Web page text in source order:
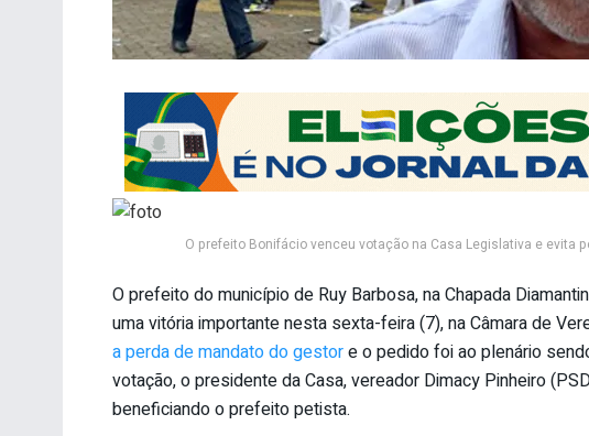
O prefeito Bonifácio venceu votação na Casa Legislativa e evita
O prefeito do município de Ruy Barbosa, na Chapada
uma vitória importante nesta sexta-feira (7), na Câmara de
a perda de mandato do gestore o pedido foi ao plenário
votação, o presidente da Casa, vereador Dimacy Pinheiro
beneficiando o prefeito petista.